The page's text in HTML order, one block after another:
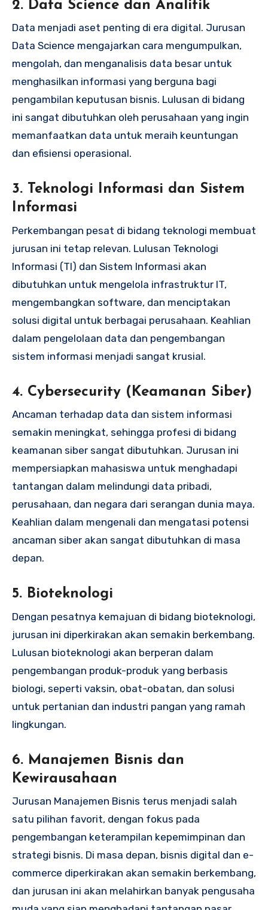
2. Data Science dan Analitik
Data menjadi aset penting di era digital. Jurusan
Data Science mengajarkan cara mengumpulkan,
mengolah, dan menganalisis data besar untuk
menghasilkan informasi yang berguna bagi
pengambilan keputusan bisnis. Lulusan di bidang
ini sangat dibutuhkan oleh perusahaan yang ingin
memanfaatkan data untuk meraih keuntungan
dan efisiensi operasional.
3. Teknologi Informasi dan Sistem
Informasi
Perkembangan pesat di bidang teknologi membuat
jurusan ini tetap relevan. Lulusan Teknologi
Informasi (TI) dan Sistem Informasi akan
dibutuhkan untuk mengelola infrastruktur IT,
mengembangkan software, dan menciptakan
solusi digital untuk berbagai perusahaan. Keahlian
dalam pengelolaan data dan pengembangan
sistem informasi menjadi sangat krusial.
4. Cybersecurity (Keamanan Siber)
Ancaman terhadap data dan sistem informasi
semakin meningkat, sehingga profesi di bidang
keamanan siber sangat dibutuhkan. Jurusan ini
mempersiapkan mahasiswa untuk menghadapi
tantangan dalam melindungi data pribadi,
perusahaan, dan negara dari serangan dunia maya.
Keahlian dalam mengenali dan mengatasi potensi
ancaman siber akan sangat dibutuhkan di masa
depan.
5. Bioteknologi
Dengan pesatnya kemajuan di bidang bioteknologi,
jurusan ini diperkirakan akan semakin berkembang.
Lulusan bioteknologi akan berperan dalam
pengembangan produk-produk yang berbasis
biologi, seperti vaksin, obat-obatan, dan solusi
untuk pertanian dan industri pangan yang ramah
lingkungan.
6. Manajemen Bisnis dan
Kewirausahaan
Jurusan Manajemen Bisnis terus menjadi salah
satu pilihan favorit, dengan fokus pada
pengembangan keterampilan kepemimpinan dan
strategi bisnis. Di masa depan, bisnis digital dan e-
commerce diperkirakan akan semakin berkembang,
dan jurusan ini akan melahirkan banyak pengusaha